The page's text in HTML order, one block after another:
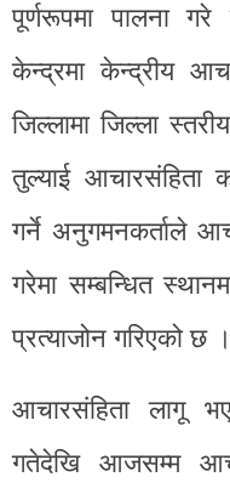
पूर्णरूपमा पालना
केन्द्रमा केन्द्रीय
जिल्लामा जिल्ला
तुल्याई आचारसंहिता
गर्ने अनुगमनकर्ताले
गरेमा सम्बन्धित
प्रत्याजोन गरिएको छ ।
आचारसंहिता लागू
गतेदेखि आजसम्म